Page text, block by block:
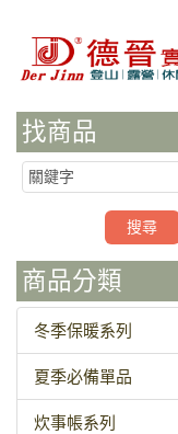
找商品
商品分類
冬季保暖系列
夏季必備單品
炊事帳系列